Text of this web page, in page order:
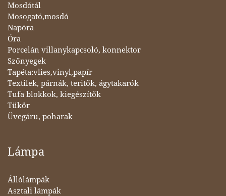
Mosdótál
Mosogató,mosdó
Napóra
Óra
Porcelán villanykapcsoló, konnektor
Szőnyegek
Tapéta:vlies,vinyl,papír
Textilek, párnák, teritők, ágytakarók
Tufa blokkok, kiegészítők
Tükör
Üvegáru, poharak
Lámpa
Állólámpák
Asztali lámpák